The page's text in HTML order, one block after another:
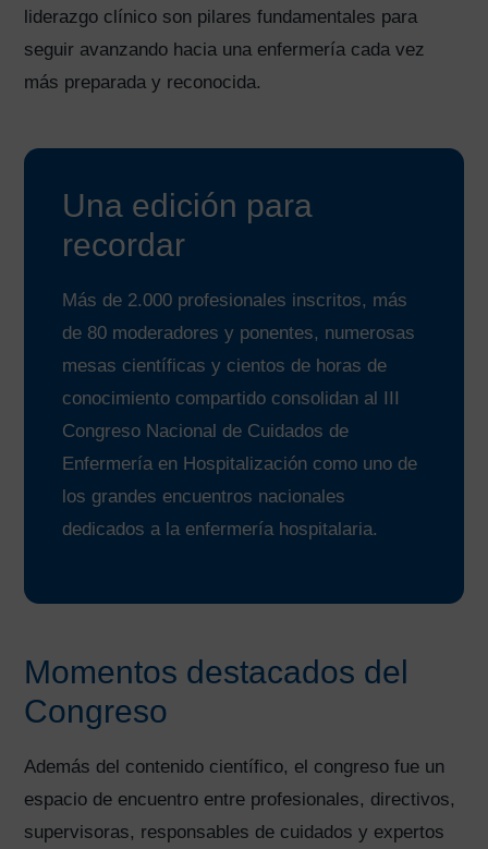
liderazgo clínico son pilares fundamentales para
seguir avanzando hacia una enfermería cada vez
más preparada y reconocida.
Una edición para
recordar
Más de 2.000 profesionales inscritos, más
de 80 moderadores y ponentes, numerosas
mesas científicas y cientos de horas de
conocimiento compartido consolidan al III
Congreso Nacional de Cuidados de
Enfermería en Hospitalización como uno de
los grandes encuentros nacionales
dedicados a la enfermería hospitalaria.
Momentos destacados del
Congreso
Además del contenido científico, el congreso fue un
espacio de encuentro entre profesionales, directivos,
supervisoras, responsables de cuidados y expertos